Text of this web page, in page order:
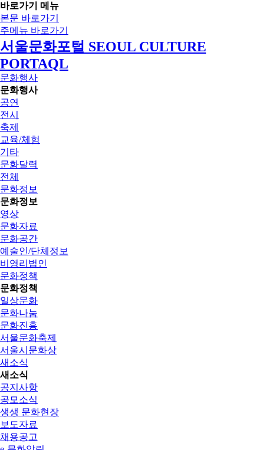
바로가기 메뉴
본문 바로가기
주메뉴 바로가기
서울문화포털 SEOUL CULTURE
PORTAQL
문화행사
문화행사
공연
전시
축제
교육/체험
기타
문화달력
전체
문화정보
문화정보
영상
문화자료
문화공간
예술인/단체정보
비영리법인
문화정책
문화정책
일상문화
문화나눔
문화진흥
서울문화축제
서울시문화상
새소식
새소식
공지사항
공모소식
생생 문화현장
보도자료
채용공고